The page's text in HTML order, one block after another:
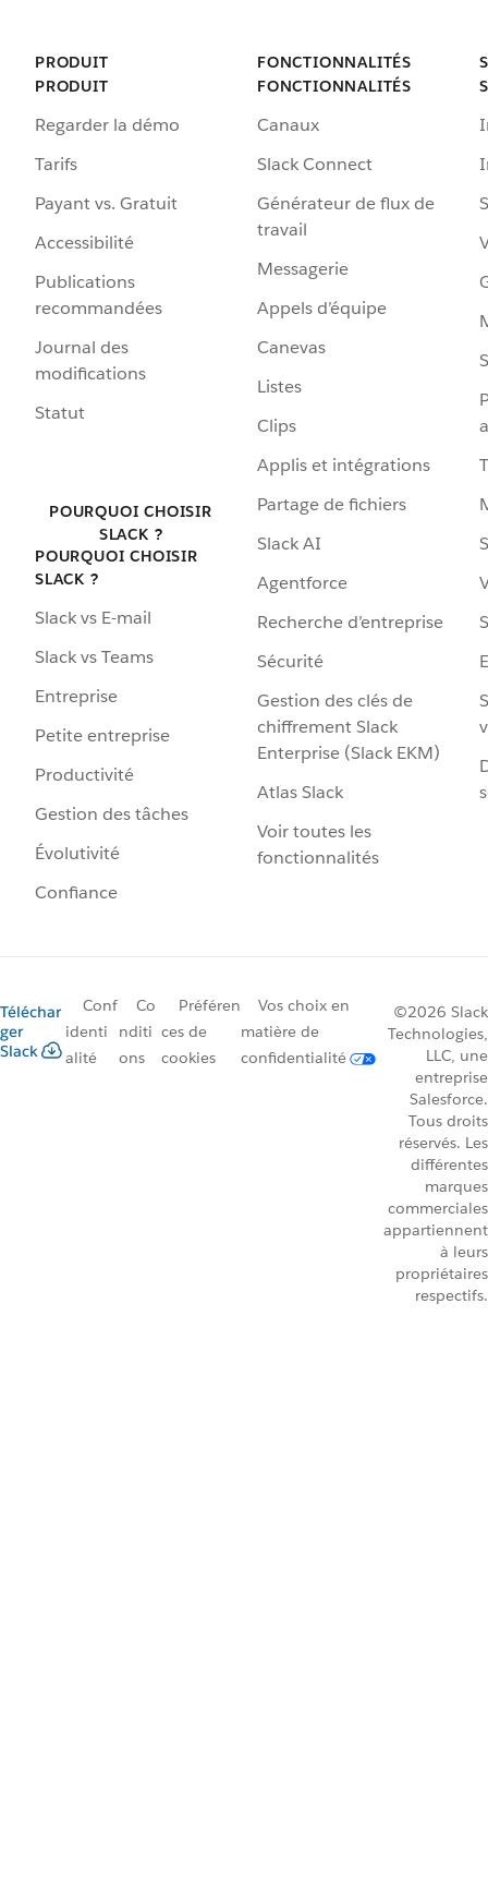
PRODUIT
PRODUIT
Regarder la démo
Tarifs
Payant vs. Gratuit
Accessibilité
Publications
recommandées
Journal des
modifications
Statut
POURQUOI CHOISIR
SLACK ?
POURQUOI CHOISIR
SLACK ?
Slack vs E-mail
Slack vs Teams
Entreprise
Petite entreprise
Productivité
Gestion des tâches
Évolutivité
Confiance
FONCTIONNALITÉS
FONCTIONNALITÉS
Canaux
Slack Connect
Générateur de flux de
travail
Messagerie
Appels d’équipe
Canevas
Listes
Clips
Applis et intégrations
Partage de fichiers
Slack AI
Agentforce
Recherche d’entreprise
Sécurité
Gestion des clés de
chiffrement Slack
Enterprise (Slack EKM)
Atlas Slack
Voir toutes les
fonctionnalités
Téléchar
ger
Slack
Conf
identi
alité
Co
nditi
ons
Préféren
ces de
cookies
Vos choix en
matière de
confidentialité
©2026 Slack
Technologies,
LLC, une
entreprise
Salesforce.
Tous droits
réservés. Les
différentes
marques
commerciales
appartiennent
à leurs
propriétaires
respectifs.